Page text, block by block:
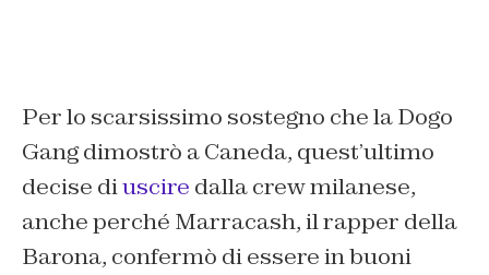
Per lo scarsissimo sostegno che la Dogo
Gang dimostrò a Caneda, quest’ultimo
decise diuscire dalla crew milanese,
anche perché Marracash, il rapper della
Barona, confermò di essere in buoni